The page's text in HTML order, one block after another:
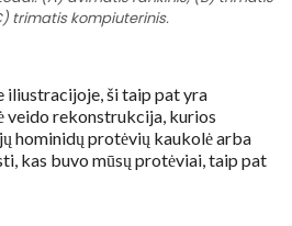
trimatis kompiuterinis.
iliustracijoje, ši taip pat yra
veido rekonstrukcija, kurios
hominidų protėvių kaukolė arba
kas buvo mūsų protėviai, taip pat